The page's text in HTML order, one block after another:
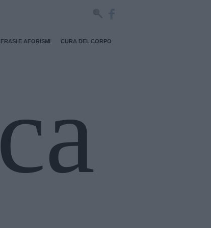
FRASI E AFORISMI CURA DEL CORPO